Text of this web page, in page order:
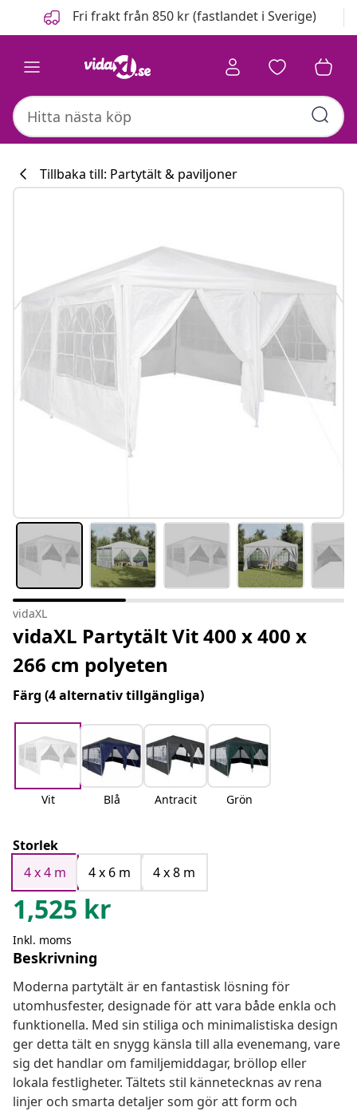
FöregåendeFri frakt från 850 kr (fastlandet i Sverige)
Tillbaka till: Partytält & paviljoner
vidaXL
vidaXL Partytält Vit 400 x 400 x
266 cm polyeten
Färg (4 alternativ tillgängliga)
Vit Blå Antracit Grön
Storlek
4 x 4 m
4 x 6 m 4 x 8 m
1,525 kr
Inkl. moms
Beskrivning
Moderna partytält är en fantastisk lösning för
utomhusfester, designade för att vara både enkla och
funktionella. Med sin stiliga och minimalistiska design
ger detta tält en snygg känsla till alla evenemang, vare
sig det handlar om familjemiddagar, bröllop eller
lokala festligheter. Tältets stil kännetecknas av rena
linjer och smarta detaljer som gör att form och